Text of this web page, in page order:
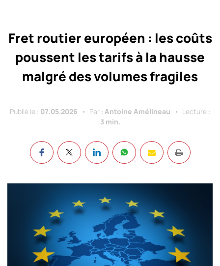
Fret routier européen : les coûts
poussent les tarifs à la hausse
malgré des volumes fragiles
Publié le : 07.05.2026 Par : Antoine Amélineau
Lecture :
3 min.